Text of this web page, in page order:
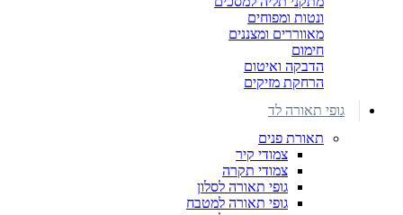
ונטות ומפוחים
מאווררים ומצננים
חימום
הדבקה ואיטום
הרחקת מזיקים
גופי תאורה לד
תאורת פנים
צמודי קיר
צמודי תקרה
גופי תאורה לסלון
גופי תאורה למטבח